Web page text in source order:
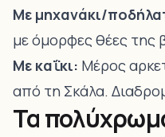
Με μηχανάκι/
με όμορφες θέες της
Με καΐκι: Μέρος
από τη Σκάλα.
Τα